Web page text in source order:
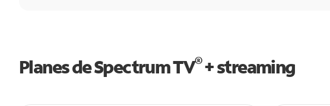
Planes de Spectrum TV®+ streaming